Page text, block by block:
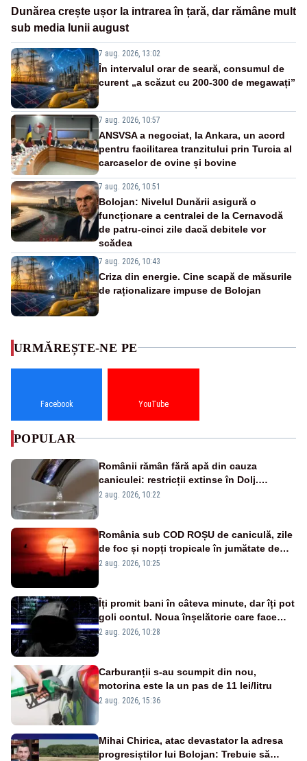
Dunărea crește ușor la intrarea în țară, dar rămâne mult
sub media lunii august
7 aug. 2026, 13:02
În intervalul orar de seară, consumul de
curent „a scăzut cu 200-300 de megawați”
7 aug. 2026, 10:57
ANSVSA a negociat, la Ankara, un acord
pentru facilitarea tranzitului prin Turcia al
carcaselor de ovine și bovine
7 aug. 2026, 10:51
Bolojan: Nivelul Dunării asigură o
funcționare a centralei de la Cernavodă
de patru-cinci zile dacă debitele vor
scădea
7 aug. 2026, 10:43
Criza din energie. Cine scapă de măsurile
de raționalizare impuse de Bolojan
URMĂREȘTE-NE PE
Facebook YouTube
POPULAR
Românii rămân fără apă din cauza
caniculei: restricții extinse în Dolj.
Oamenii au „cu program la robinet”
2 aug. 2026, 10:22
România sub COD ROȘU de caniculă, zile
de foc și nopți tropicale în jumătate de
țară
2 aug. 2026, 10:25
Îți promit bani în câteva minute, dar îți pot
goli contul. Noua înșelătorie care face
victime pe Facebook și WhatsApp
2 aug. 2026, 10:28
Carburanții s-au scumpit din nou,
motorina este la un pas de 11 lei/litru
2 aug. 2026, 15:36
Mihai Chirica, atac devastator la adresa
progresiștilor lui Bolojan: Trebuie să